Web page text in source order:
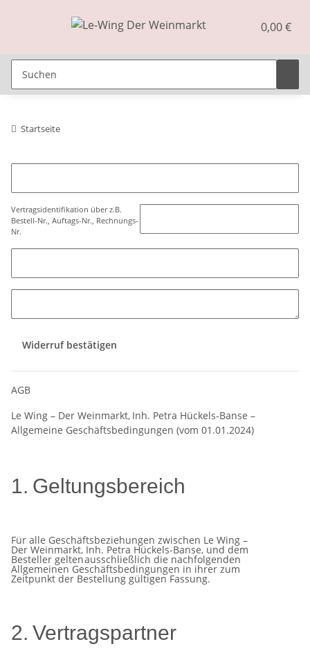
0,00 €
Startseite
Vertragsidentifikation über z.B.
Bestell-Nr., Auftags-Nr., Rechnungs-
Nr.
Widerruf bestätigen
AGB
Le Wing – Der Weinmarkt, Inh. Petra Hückels-Banse –
Allgemeine Geschäftsbedingungen (vom 01.01.2024)
1. Geltungsbereich
Für alle Geschäftsbeziehungen zwischen Le Wing –
Der Weinmarkt, Inh. Petra Hückels-Banse, und dem
Besteller geltenausschließlich die nachfolgenden
Allgemeinen Geschäftsbedingungen in ihrer zum
Zeitpunkt der Bestellung gültigen Fassung.
2. Vertragspartner